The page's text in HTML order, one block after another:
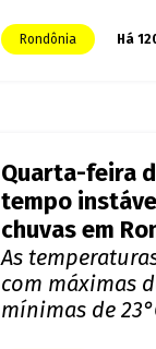
Rondônia Há
Quarta-feira
tempo
chuvas em
As
com máximas
mínimas de